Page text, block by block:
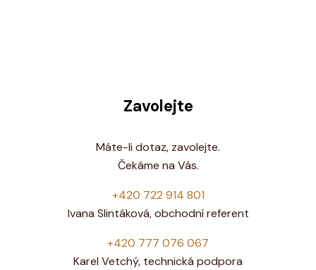
Zavolejte
Máte-li dotaz, zavolejte.
Čekáme na Vás.
+420 722 914 801
Ivana Slintáková, obchodní referent
+420 777 076 067
Karel Vetchý, technická podpora